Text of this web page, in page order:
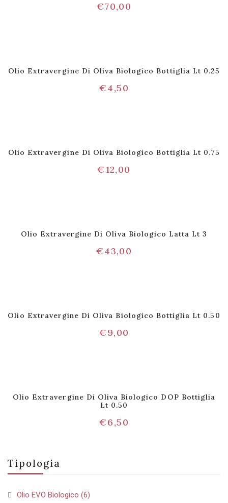
Tipologia
Olio EVO Biologico (6)
€70,00
Olio Extravergine Di Oliva Biologico Bottiglia Lt 0.25
€4,50
Olio Extravergine Di Oliva Biologico Bottiglia Lt 0.75
€12,00
Olio Extravergine Di Oliva Biologico Latta Lt 3
€43,00
Olio Extravergine Di Oliva Biologico Bottiglia Lt 0.50
€9,00
Olio Extravergine Di Oliva Biologico DOP Bottiglia
Lt 0.50
€6,50